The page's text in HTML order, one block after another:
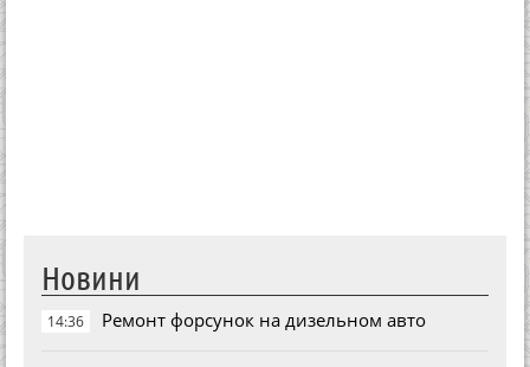
Новини
14:36 Ремонт форсунок на дизельном авто